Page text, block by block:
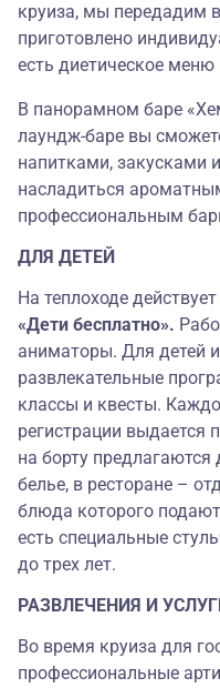
круиза, мы передадим
приготовлено
есть диетическое
В панорамном баре
лаундж-баре вы
напитками, закусками
насладиться
профессиональным
ДЛЯ ДЕТЕЙ
На теплоходе
«Дети бесплатно».
аниматоры. Для детей
развлекательные
классы и квесты.
регистрации выдается
на борту предлагаются
белье, в ресторане –
блюда которого
есть специальные
до трех лет.
РАЗВЛЕЧЕНИЯ И
Во время круиза для
профессиональные